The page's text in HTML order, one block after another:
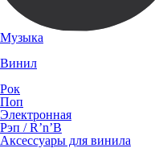
Музыка
Винил
Рок
Поп
Электронная
Рэп / R’n’B
Аксессуары для винила